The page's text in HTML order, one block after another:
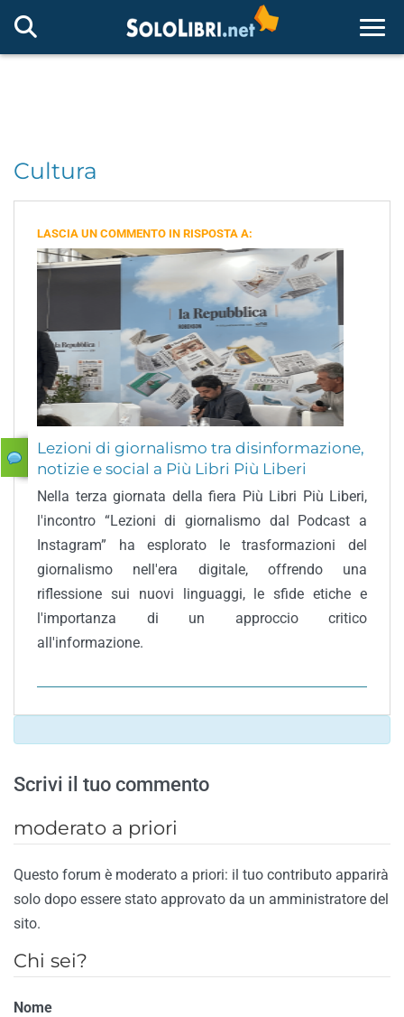
Cultura
LASCIA UN COMMENTO IN RISPOSTA A:
Lezioni di giornalismo tra disinformazione,
notizie e social a Più Libri Più Liberi
Nella terza giornata della fiera Più Libri Più Liberi,
l'incontro “Lezioni di giornalismo dal Podcast a
Instagram” ha esplorato le trasformazioni del
giornalismo nell'era digitale, offrendo una
riflessione sui nuovi linguaggi, le sfide etiche e
l'importanza di un approccio critico
all'informazione.
Scrivi il tuo commento
moderato a priori
Questo forum è moderato a priori: il tuo contributo apparirà
solo dopo essere stato approvato da un amministratore del
sito.
Chi sei?
Nome